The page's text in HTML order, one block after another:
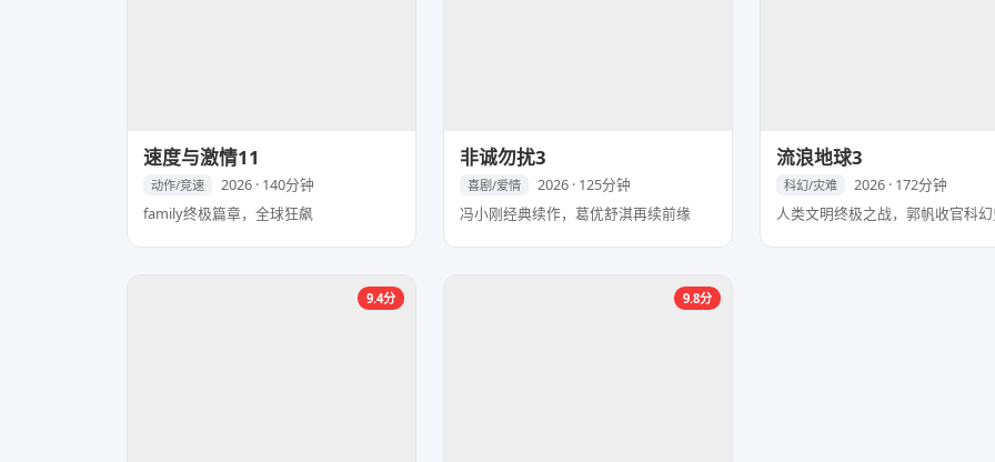
速度与激情11
动作/竞速
2026 · 140分钟
family终极篇章，全球狂飙
非诚勿扰3
喜剧/爱情
2026 · 125分钟
冯小刚经典续作，葛优舒淇再续前缘
流浪地球3
科幻/灾难
2026 · 172分钟
人类文明终极之战，郭帆收官科
9.4分 9.8分